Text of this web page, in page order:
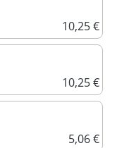
10,25 €
10,25 €
5,06 €